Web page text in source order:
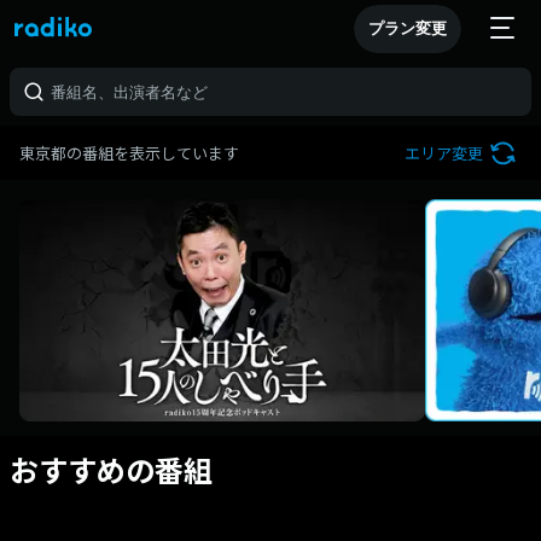
プラン変更
東京都の番組を表示しています エリア変更
おすすめの番組